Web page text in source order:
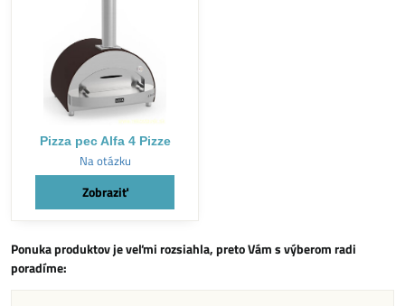
Pizza pec Alfa 4 Pizze
Na otázku
Zobraziť
Ponuka produktov je veľmi rozsiahla, preto Vám s výberom radi
poradíme: